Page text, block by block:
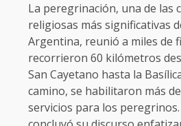
La peregrinación, una de las
religiosas más significativas
Argentina, reunió a miles de
recorrieron 60 kilómetros
San Cayetano hasta la
camino, se habilitaron más
servicios para los peregrinos.